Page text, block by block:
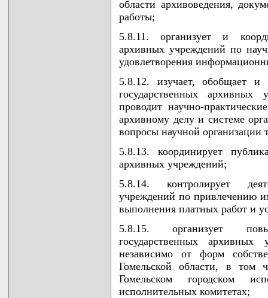
области архивоведения,
работы;
5.8.11. организует и
архивных учреждений по
удовлетворения
5.8.12. изучает, обобщает и
государственных архивных
проводит научно-
архивному делу и системе
вопросы научной организации
5.8.13. координирует
архивных учреждений;
5.8.14. контролирует
учреждений по привлечению
выполнения платных работ и
5.8.15. организует
государственных
независимо от форм
Гомельской области, в том
Гомельском городском
исполнительных комитетах;